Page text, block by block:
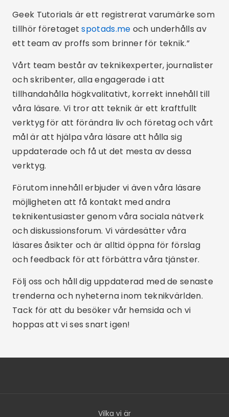
Geek Tutorials är ett registrerat varumärke som
tillhör företagetspotads.me och underhålls av
ett team av proffs som brinner för teknik.”
Vårt team består av teknikexperter, journalister
och skribenter, alla engagerade i att
tillhandahålla högkvalitativt, korrekt innehåll till
våra läsare. Vi tror att teknik är ett kraftfullt
verktyg för att förändra liv och företag och vårt
mål är att hjälpa våra läsare att hålla sig
uppdaterade och få ut det mesta av dessa
verktyg.
Förutom innehåll erbjuder vi även våra läsare
möjligheten att få kontakt med andra
teknikentusiaster genom våra sociala nätverk
och diskussionsforum. Vi värdesätter våra
läsares åsikter och är alltid öppna för förslag
och feedback för att förbättra våra tjänster.
Följ oss och håll dig uppdaterad med de senaste
trenderna och nyheterna inom teknikvärlden.
Tack för att du besöker vår hemsida och vi
hoppas att vi ses snart igen!
Vilka vi är